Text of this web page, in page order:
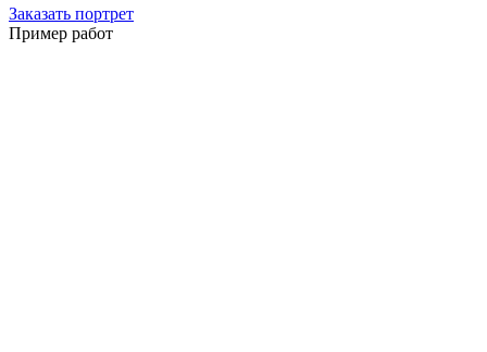
Заказать портрет
Пример работ